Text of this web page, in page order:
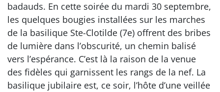
badauds. En cette soirée du mardi 30 septembre,
les quelques bougies installées sur les marches
de la basilique Ste-Clotilde (7e) offrent des bribes
de lumière dans l’obscurité, un chemin balisé
vers l’espérance. C’est là la raison de la venue
des fidèles qui garnissent les rangs de la nef. La
basilique jubilaire est, ce soir, l’hôte d’une veillée